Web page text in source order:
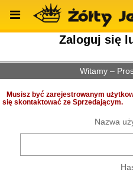
Wyszukiwanie
Zaloguj się
Witamy –
Musisz być zarejestrowanym
się skontaktować ze Sprzedającym.
Nazwa